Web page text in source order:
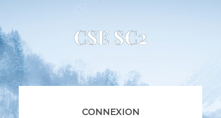
CSE SC2
CONNEXION